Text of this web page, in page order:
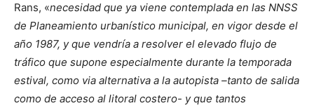
Rans, «necesidad que ya viene contemplada en las NNSS
de Planeamiento urbanístico municipal, en vigor desde el
año 1987, y que vendría a resolver el elevado flujo de
tráfico que supone especialmente durante la temporada
estival, como via alternativa a la autopista –tanto de salida
como de acceso al litoral costero- y que tantos